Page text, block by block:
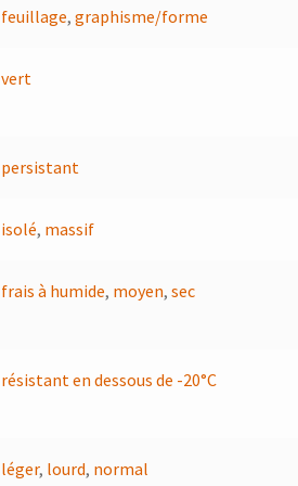
feuillage,graphisme/forme
vert
persistant
isolé, massif
frais à humide, moyen,sec
résistant en dessous de -20°C
léger, lourd, normal